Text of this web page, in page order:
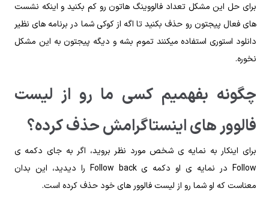
برای حل این مشکل تعداد فالووینگ هاتون رو کم بکنید و اینکه نشست
های فعال پیجتون رو حذف بکنید تا اگه از کوکی شما در برنامه های نظیر
دانلود استوری استفاده میکنند تموم بشه و دیگه پیجتون به این مشکل
نخوره.
چگونه بفهمیم کسی ما رو از لیست
فالوور های اینستاگرامش حذف کرده؟
برای اینکار به نمایه ی شخص مورد نظر بروید، اگر به جای دکمه ی
Follow در نمایه ی او دکمه ی Follow back را دیدید، این بدان
معناست که او شما رو از لیست فالوور های خود حذف کرده است.